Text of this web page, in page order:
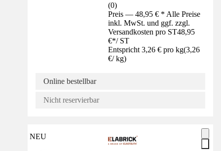
(0)
Preis — 48,95 € * Alle Preise
inkl. MwSt. und ggf. zzgl.
Versandkosten pro ST48,95
€*/ ST
Entspricht 3,26 € pro kg(3,26
€/ kg)
Online bestellbar
Nicht reservierbar
NEU